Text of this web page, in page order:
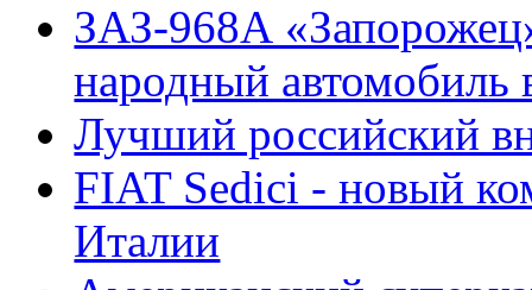
ЗАЗ-968А
народный
Лучший российский
FIAT Sedici - новый
Италии